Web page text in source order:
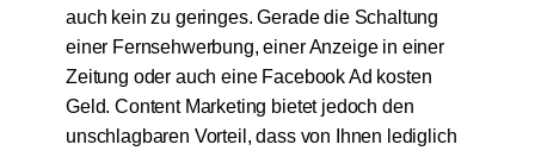
auch kein zu geringes. Gerade die Schaltung
einer Fernsehwerbung, einer Anzeige in einer
Zeitung oder auch eine Facebook Ad kosten
Geld. Content Marketing bietet jedoch den
unschlagbaren Vorteil, dass von Ihnen lediglich